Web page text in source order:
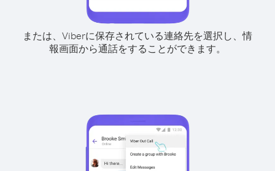
または、Viberに保存されている連絡先を選択し、情
報画面から通話をすることができます。